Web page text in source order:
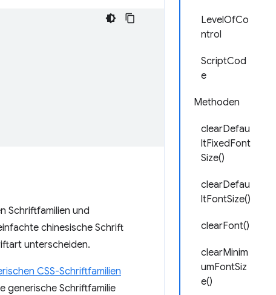
LevelOfCo
ntrol
ScriptCod
e
Methoden
clearDefau
ltFixedFont
Size()
clearDefau
ltFontSize()
clearFont()
clearMinim
umFontSiz
e()
Schriftfamilien und
chinesische Schrift
unterscheiden.
CSS-Schriftfamilien
generische Schriftfamilie